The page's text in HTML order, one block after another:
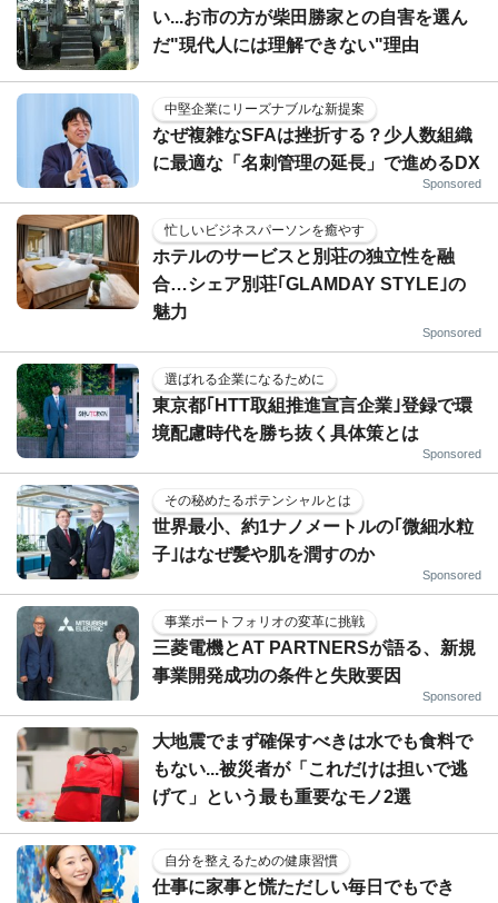
い...お市の方が柴田勝家との自害を選ん
だ"現代人には理解できない"理由
中堅企業にリーズナブルな新提案
なぜ複雑なSFAは挫折する？少人数組織
に最適な「名刺管理の延長」で進めるDX
Sponsored
忙しいビジネスパーソンを癒やす
ホテルのサービスと別荘の独立性を融
合…シェア別荘｢GLAMDAY STYLE｣の
魅力
Sponsored
選ばれる企業になるために
東京都｢HTT取組推進宣言企業｣登録で環
境配慮時代を勝ち抜く具体策とは
Sponsored
その秘めたるポテンシャルとは
世界最小、約1ナノメートルの｢微細水粒
子｣はなぜ髪や肌を潤すのか
Sponsored
事業ポートフォリオの変革に挑戦
三菱電機とAT PARTNERSが語る、新規
事業開発成功の条件と失敗要因
Sponsored
大地震でまず確保すべきは水でも食料で
もない...被災者が「これだけは担いで逃
げて」という最も重要なモノ2選
自分を整えるための健康習慣
仕事に家事と慌ただしい毎日でもでき